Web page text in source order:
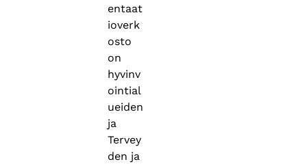
entaat
ioverk
osto
on
hyvinv
ointial
ueiden
ja
Tervey
den ja